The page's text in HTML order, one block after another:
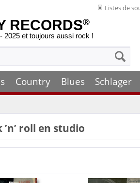
Listes de
RECORDS®
2025 et toujours aussi rock !
Country Blues Schlager
roll en studio